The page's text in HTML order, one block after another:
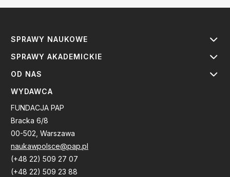
SPRAWY NAUKOWE
SPRAWY AKADEMICKIE
OD NAS
WYDAWCA
FUNDACJA PAP
Bracka 6/8
00-502, Warszawa
naukawpolsce@pap.pl
(+48 22) 509 27 07
(+48 22) 509 23 88